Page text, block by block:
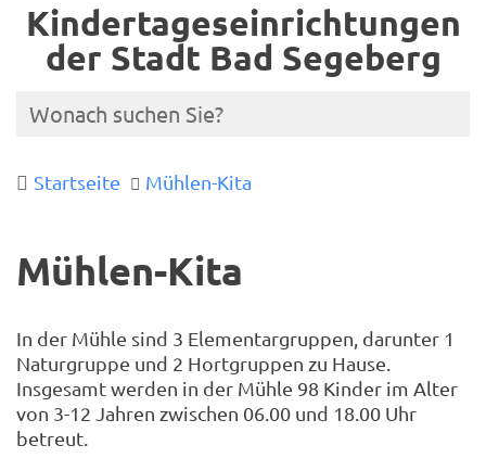
Kindertageseinrichtungen
der Stadt Bad Segeberg
Startseite Mühlen-Kita
Mühlen-Kita
In der Mühle sind 3 Elementargruppen, darunter 1
Naturgruppe und 2 Hortgruppen zu Hause.
Insgesamt werden in der Mühle 98 Kinder im Alter
von 3-12 Jahren zwischen 06.00 und 18.00 Uhr
betreut.